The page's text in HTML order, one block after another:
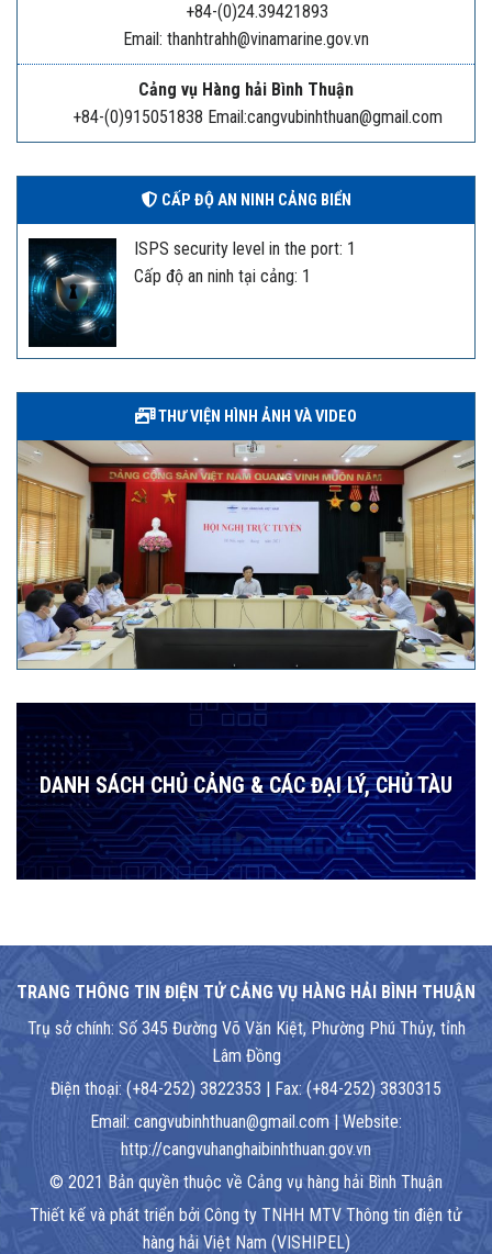
+84-(0)24.39421893
Email: thanhtrahh@vinamarine.gov.vn
Cảng vụ Hàng hải Bình Thuận
+84-(0)915051838 Email:cangvubinhthuan@gmail.com
CẤP ĐỘ AN NINH CẢNG BIỂN
ISPS security level in the port: 1
Cấp độ an ninh tại cảng: 1
THƯ VIỆN HÌNH ẢNH VÀ VIDEO
DANH SÁCH CHỦ CẢNG & CÁC ĐẠI LÝ, CHỦ TÀU
TRANG THÔNG TIN ĐIỆN TỬ CẢNG VỤ HÀNG HẢI BÌNH THUẬN
Trụ sở chính: Số 345 Đường Võ Văn Kiệt, Phường Phú Thủy, tỉnh
Lâm Đồng
Điện thoại: (+84-252) 3822353 | Fax: (+84-252) 3830315
Email: cangvubinhthuan@gmail.com | Website:
http://cangvuhanghaibinhthuan.gov.vn
© 2021 Bản quyền thuộc về Cảng vụ hàng hải Bình Thuận
Thiết kế và phát triển bởi Công ty TNHH MTV Thông tin điện tử
hàng hải Việt Nam (VISHIPEL)